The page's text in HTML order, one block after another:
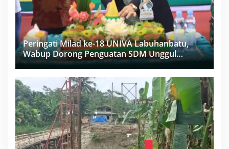
Peringati Milad ke-18 UNIVA Labuhanbatu,
Wabup Dorong Penguatan SDM Unggul
Menuju Indonesia Emas 2045